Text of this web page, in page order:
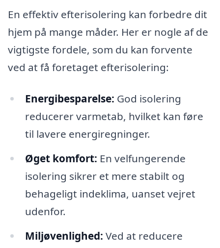
En effektiv efterisolering kan forbedre dit
hjem på mange måder. Her er nogle af de
vigtigste fordele, som du kan forvente
ved at få foretaget efterisolering:
Energibesparelse: God isolering
reducerer varmetab, hvilket kan føre
til lavere energiregninger.
Øget komfort: En velfungerende
isolering sikrer et mere stabilt og
behageligt indeklima, uanset vejret
udenfor.
Miljøvenlighed: Ved at reducere